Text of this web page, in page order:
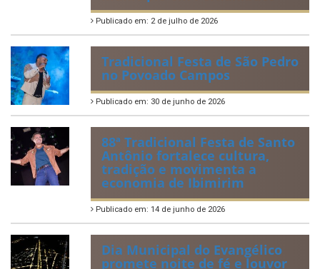
2ª edição do Corre Ibimirim
2026
Quadrilhas Juninas de
Ibimirim mantêm viva a
tradição e representam o
munícipio em Pernambuco
Publicado em: 2 de julho de 2026
Tradicional Festa de São Pedro
no Povoado Campos